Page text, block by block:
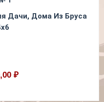
Дачи, Дома Из Бруса
₽